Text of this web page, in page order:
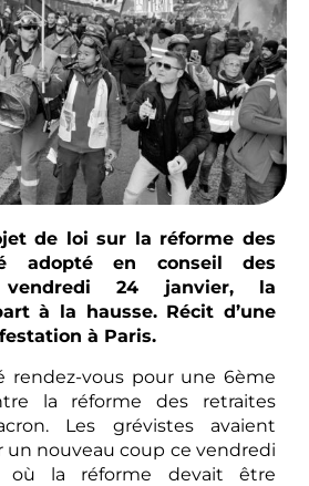
de loi sur la réforme des
adopté en conseil des
24 janvier, la
à la hausse. Récit d’une
à Paris.
rendez-vous pour une 6ème
la réforme des retraites
Les grévistes avaient
un nouveau coup ce vendredi
où la réforme devait être